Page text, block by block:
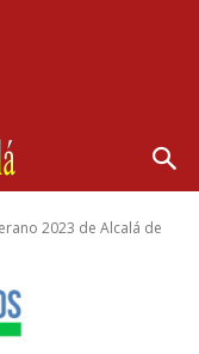
2023 de Alcalá de